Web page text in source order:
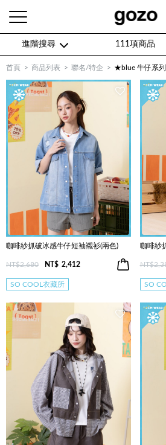
首頁 商品列表 聯名/特企 ★blue 牛仔系列
進階搜尋 111項商品
咖啡紗抓破冰感牛仔短袖襯衫(兩色)
NT$2,680 NT$ 2,412
SO COOL衣藏所
咖啡紗
SO